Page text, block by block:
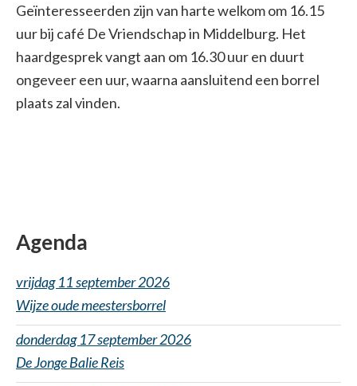
Geïnteresseerden zijn van harte welkom om 16.15
uur bij café De Vriendschap in Middelburg. Het
haardgesprek vangt aan om 16.30 uur en duurt
ongeveer een uur, waarna aansluitend een borrel
plaats zal vinden.
Agenda
vrijdag 11 september 2026
Wijze oude meestersborrel
donderdag 17 september 2026
De Jonge Balie Reis